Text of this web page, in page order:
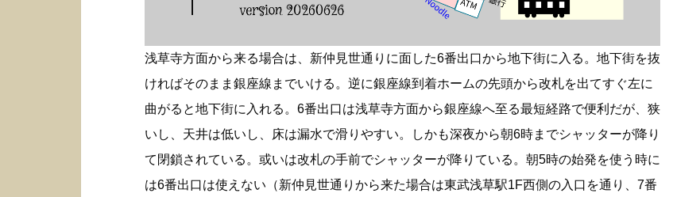
浅草寺方面から来る場合は、新仲見世通りに面した6番出口から地下街に入る。地下街を抜
ければそのまま銀座線までいける。逆に銀座線到着ホームの先頭から改札を出てすぐ左に
曲がると地下街に入れる。6番出口は浅草寺方面から銀座線へ至る最短経路で便利だが、狭
いし、天井は低いし、床は漏水で滑りやすい。しかも深夜から朝6時までシャッターが降り
て閉鎖されている。或いは改札の手前でシャッターが降りている。朝5時の始発を使う時に
は6番出口は使えない（新仲見世通りから来た場合は東武浅草駅1F西側の入口を通り、7番